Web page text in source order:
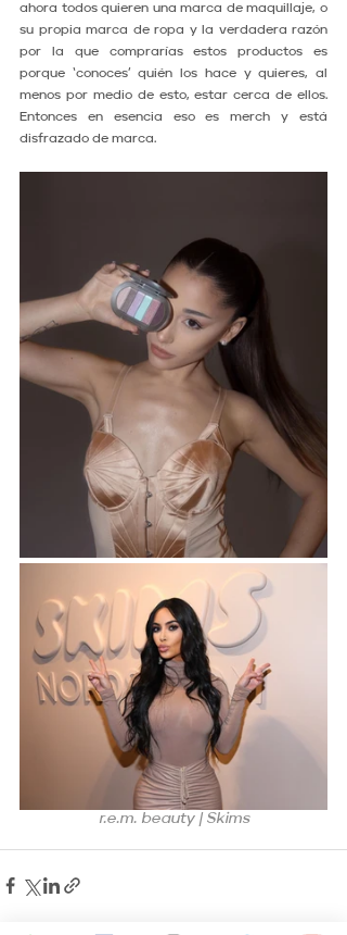
ahora todos quieren una marca de maquillaje, o
su propia marca de ropa y la verdadera razón
por la que comprarías estos productos es
porque ‘conoces’ quién los hace y quieres, al
menos por medio de esto, estar cerca de ellos.
Entonces en esencia eso es merch y está
disfrazado de marca.
r.e.m. beauty | Skims